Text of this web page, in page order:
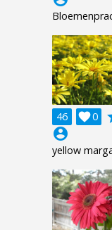
46 0

account_circle
yellow